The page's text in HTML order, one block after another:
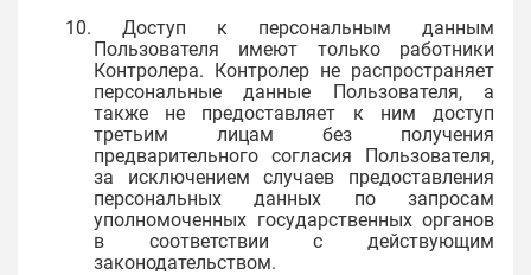
10. Доступ к персональным данным
Пользователя имеют только работники
Контролера. Контролер не распространяет
персональные данные Пользователя, а
также не предоставляет к ним доступ
третьим лицам без получения
предварительного согласия Пользователя,
за исключением случаев предоставления
персональных данных по запросам
уполномоченных государственных органов
в соответствии с действующим
законодательством.